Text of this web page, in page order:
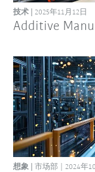
Additive
技术 2025年11月12日
想象 市场部 2024年